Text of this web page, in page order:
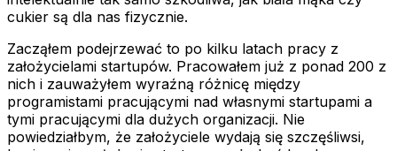
cukier są dla nas fizycznie.
Zacząłem podejrzewać to po kilku latach pracy z
założycielami startupów. Pracowałem już z ponad 200 z
nich i zauważyłem wyraźną różnicę między
programistami pracującymi nad własnymi startupami a
tymi pracującymi dla dużych organizacji. Nie
powiedziałbym, że założyciele wydają się szczęśliwsi,